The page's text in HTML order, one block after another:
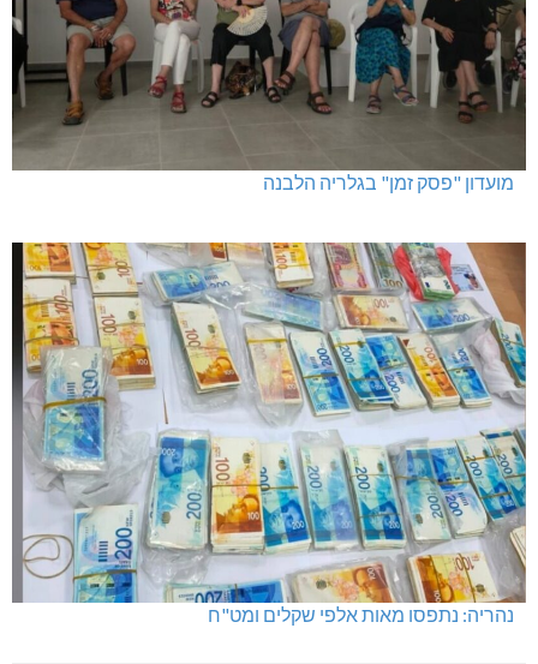
מועדון "פסק זמן" בגלריה הלבנה
נהריה: נתפסו מאות אלפי שקלים ומט"ח